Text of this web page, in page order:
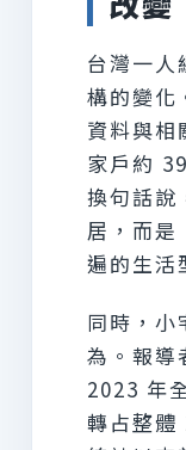
台灣一人
構的變化
資料與相
家戶約
換句話說
居，而是
遍的生活
同時，小
為。報導
2023 年
轉占整